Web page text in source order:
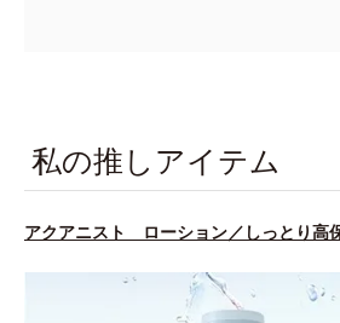
私の推しアイテム
アクアニスト ローション／しっとり高